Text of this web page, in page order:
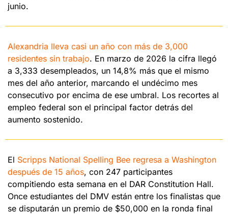
junio.
Alexandria lleva casi un año con más de 3,000
residentes sin trabajo. En marzo de 2026 la cifra llegó
a 3,333 desempleados, un 14,8% más que el mismo
mes del año anterior, marcando el undécimo mes
consecutivo por encima de ese umbral. Los recortes al
empleo federal son el principal factor detrás del
aumento sostenido.
El Scripps National Spelling Bee regresa a Washington
después de 15 años, con 247 participantes
compitiendo esta semana en el DAR Constitution Hall.
Once estudiantes del DMV están entre los finalistas que
se disputarán un premio de $50,000 en la ronda final